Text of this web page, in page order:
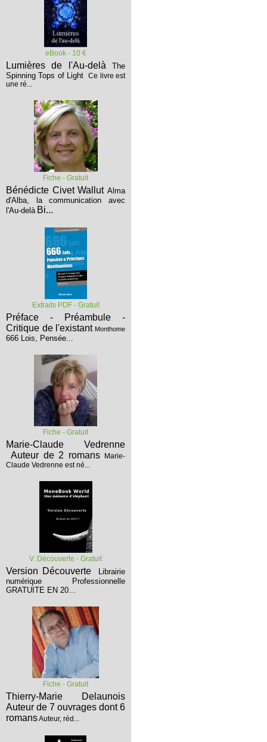
eBook - 10 €
Lumières de l'Au-delà The
Spinning Tops of Light Ce livre est
une ré...
Fiche - Gratuit
Bénédicte Civet Wallut Alma
d'Alba, la communication avec
l'Au-delà Bi...
Extraits PDF - Gratuit
Préface - Préambule -
Critique de l'existant Monthome
666 Lois, Pensée...
Fiche - Gratuit
Marie-Claude Vedrenne
Auteur de 2 romans
Marie-
Claude Vedrenne est né...
V. Découverte - Gratuit
Version Découverte
Librairie
numérique Professionnelle
GRATUITE EN 20...
Fiche - Gratuit
Thierry-Marie Delaunois
Auteur de 7 ouvrages dont 6
romansAuteur, réd...